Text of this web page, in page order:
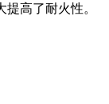
高了耐火性。